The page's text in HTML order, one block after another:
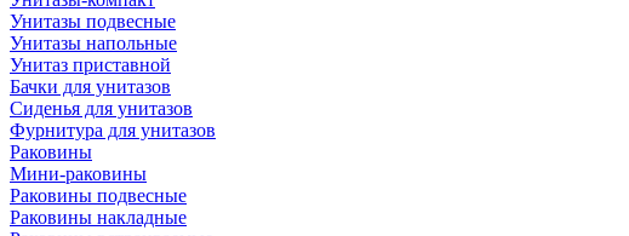
Унитазы подвесные
Унитазы напольные
Унитаз приставной
Бачки для унитазов
Сиденья для унитазов
Фурнитура для унитазов
Раковины
Мини-раковины
Раковины подвесные
Раковины накладные